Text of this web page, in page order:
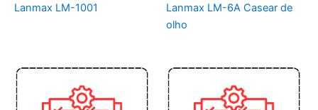
Lanmax LM-1001
Lanmax LM-6A Casear de
olho